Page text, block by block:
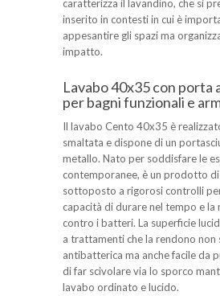
caratterizza il lavandino, che si
inserito in contesti in cui è
appesantire gli spazi ma
impatto.
Lavabo 40x35 con porta
per bagni funzionali e
Il lavabo Cento 40x35 è
smaltata e dispone di un
metallo. Nato per soddisfare le
contemporanee, è un prodotto
sottoposto a rigorosi controlli
capacità di durare nel tempo e la
contro i batteri. La superficie
a trattamenti che la rendono non
antibatterica ma anche facile da
di far scivolare via lo sporco
lavabo ordinato e lucido.